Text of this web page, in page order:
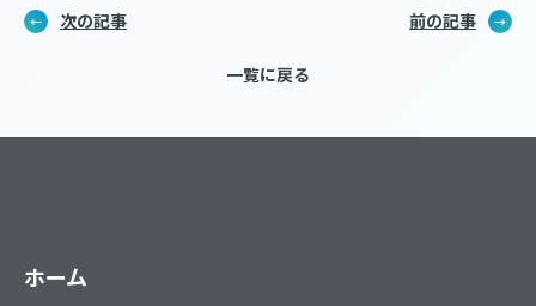
次の記事 前の記事
一覧に戻る
ホーム